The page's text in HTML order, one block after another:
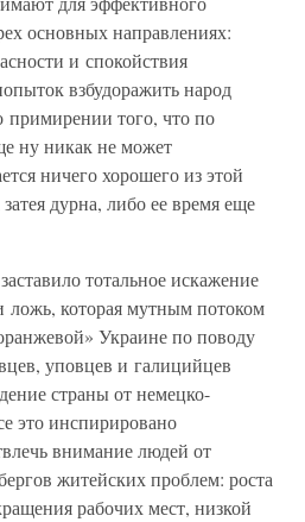
основных направлениях:
и спокойствия
взбудоражить народ
примирении того, что по
ну никак не может
ничего хорошего из этой
дурна, либо ее время еще
тотальное искажение
ложь, которая мутным потоком
Украине по поводу
уповцев и галицийцев
страны от немецко-
это инспирировано
внимание людей от
житейских проблем: роста
рабочих мест, низкой